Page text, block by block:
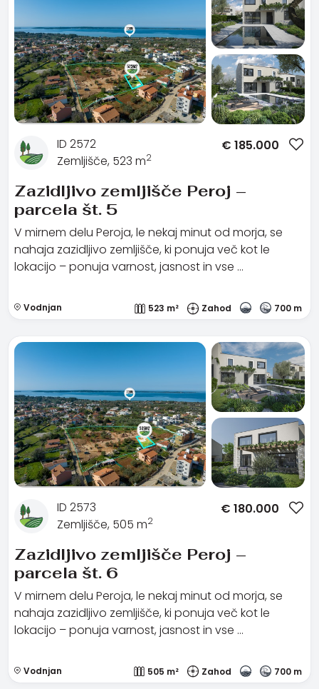
ID 2572
Zemljišče, 523 m2
€ 185.000
Zazidljivo zemljišče Peroj –
parcela št. 5
V mirnem delu Peroja, le nekaj minut od morja, se
nahaja zazidljivo zemljišče, ki ponuja več kot le
lokacijo – ponuja varnost, jasnost in vse …
Vodnjan 523 m² Zahod 700 m
ID 2573
Zemljišče, 505 m2
€ 180.000
Zazidljivo zemljišče Peroj –
parcela št. 6
V mirnem delu Peroja, le nekaj minut od morja, se
nahaja zazidljivo zemljišče, ki ponuja več kot le
lokacijo – ponuja varnost, jasnost in vse …
Vodnjan 505 m² Zahod 700 m